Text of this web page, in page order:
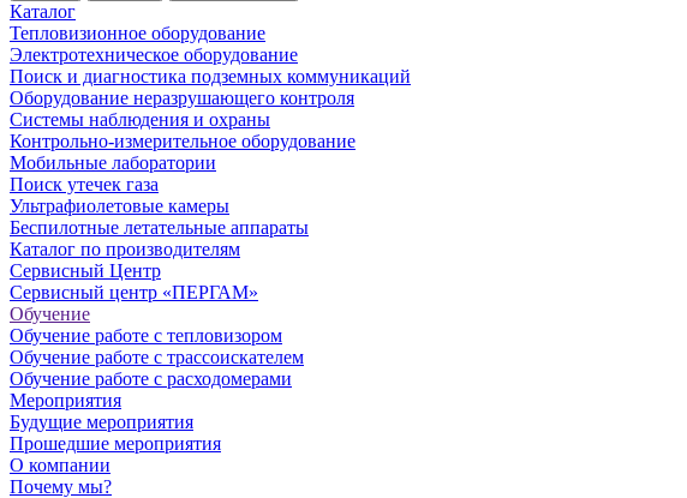
Каталог
Тепловизионное оборудование
Электротехническое оборудование
Поиск и диагностика подземных коммуникаций
Оборудование неразрушающего контроля
Системы наблюдения и охраны
Контрольно-измерительное оборудование
Мобильные лаборатории
Поиск утечек газа
Ультрафиолетовые камеры
Беспилотные летательные аппараты
Каталог по производителям
Сервисный Центр
Сервисный центр «ПЕРГАМ»
Обучение
Обучение работе с тепловизором
Обучение работе с трассоискателем
Обучение работе с расходомерами
Мероприятия
Будущие мероприятия
Прошедшие мероприятия
О компании
Почему мы?